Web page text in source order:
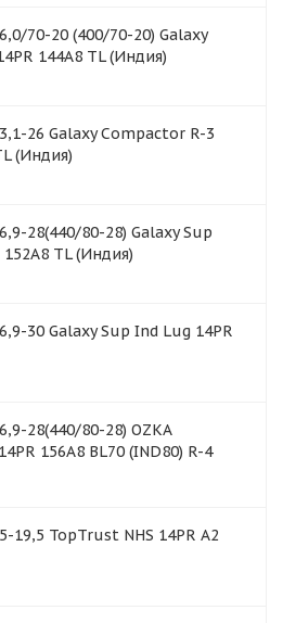
70-20 (400/70-20) Galaxy
144А8 TL (Индия)
26 Galaxy Compactor R-3
(Индия)
28(440/80-28) Galaxy Sup
TL (Индия)
30 Galaxy Sup Ind Lug 14PR
28(440/80-28) OZKA
156A8 BL70 (IND80) R-4
19,5 TopTrust NHS 14PR A2